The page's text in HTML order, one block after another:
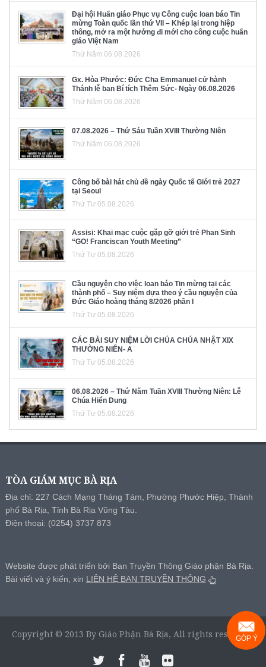
Đại hội Huấn giáo Phục vụ Công cuộc loan báo Tin
mừng Toàn quốc lần thứ VII – Khép lại trong hiệp
thông, mở ra một hướng đi mới cho công cuộc huấn
giáo Việt Nam
Thứ Năm 06.08.2026
Gx. Hòa Phước: Đức Cha Emmanuel cử hành
Thánh lễ ban Bí tích Thêm Sức- Ngày 06.08.2026
Thứ Năm 06.08.2026
07.08.2026 – Thứ Sáu Tuần XVIII Thường Niên
Thứ Năm 06.08.2026
Công bố bài hát chủ đề ngày Quốc tế Giới trẻ 2027
tại Seoul
Thứ Tư 05.08.2026
Assisi: Khai mạc cuộc gặp gỡ giới trẻ Phan Sinh
“GO! Franciscan Youth Meeting”
Thứ Tư 05.08.2026
Cầu nguyện cho việc loan báo Tin mừng tại các
thành phố – Suy niệm dựa theo ý cầu nguyện của
Đức Giáo hoàng tháng 8/2026 phần I
Thứ Tư 05.08.2026
CÁC BÀI SUY NIỆM LỜI CHÚA CHÚA NHẬT XIX
THƯỜNG NIÊN- A
Thứ Tư 05.08.2026
06.08.2026 – Thứ Năm Tuần XVIII Thường Niên: Lễ
Chúa Hiển Dung
Thứ Tư 05.08.2026
TÒA GIÁM MỤC BÀ RỊA
Địa chỉ: 227 Cách Mạng Tháng Tám, Phường Phước Hiệp, Thành
phố Bà Rịa, Tỉnh Bà Rịa Vũng Tàu.
Điện thoại: (0254) 3737 873
Website được phát triển bởi Ban Truyền Thông Giáo phận Bà Rịa.
Bài viết và ý kiến, xin LIÊN HỆ BAN TRUYỀN THÔNG
Copyright © 2013 By Giáo Phận Bà Rịa, All rights reserved.
GÓP Ý